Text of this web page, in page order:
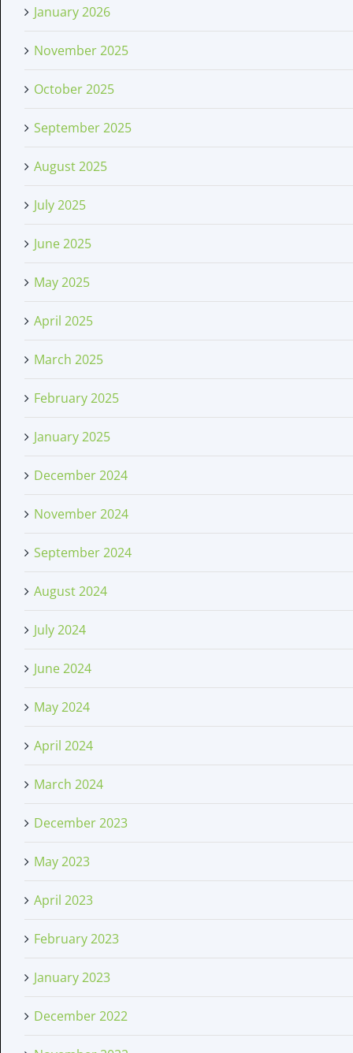
January 2026
November 2025
October 2025
September 2025
August 2025
July 2025
June 2025
May 2025
April 2025
March 2025
February 2025
January 2025
December 2024
November 2024
September 2024
August 2024
July 2024
June 2024
May 2024
April 2024
March 2024
December 2023
May 2023
April 2023
February 2023
January 2023
December 2022